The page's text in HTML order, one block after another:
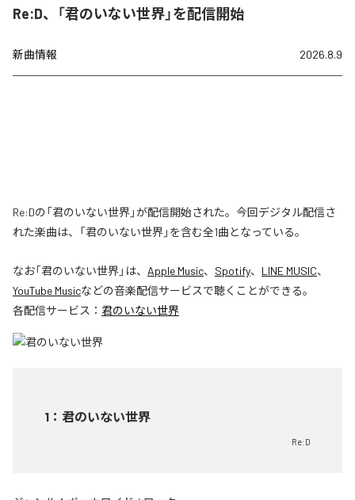
Re:D、「君のいない世界」を配信開始
新曲情報 2026.8.9
Re:Dの「君のいない世界」が配信開始された。今回デジタル配信さ
れた楽曲は、「君のいない世界」を含む全1曲となっている。
なお「君のいない世界」は、 Apple Music、 Spotify、 LINE MUSIC、
YouTube Musicなどの音楽配信サービスで聴くことができる。
各配信サービス： 君のいない世界
1 ： 君のいない世界
Re:D